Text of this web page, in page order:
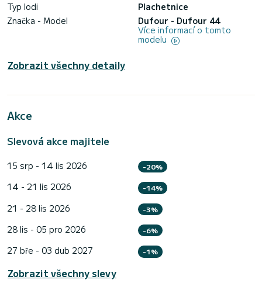
Typ lodi
Plachetnice
Značka - Model
Dufour - Dufour 44
Více informací o tomto
modelu
Zobrazit všechny detaily
Akce
Slevová akce majitele
15 srp - 14 lis 2026 -20%
14 - 21 lis 2026 -14%
21 - 28 lis 2026 -3%
28 lis - 05 pro 2026 -6%
27 bře - 03 dub 2027 -1%
Zobrazit všechny slevy